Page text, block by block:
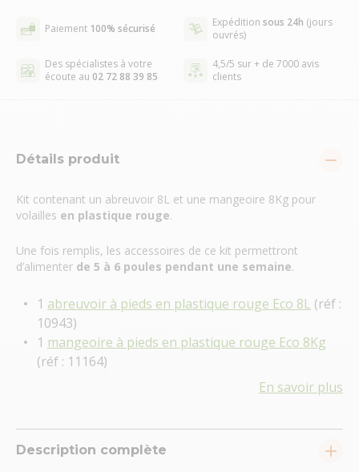
Paiement 100% sécurisé Expédition sous 24h (jours
ouvrés)
Des spécialistes à votre
écoute au 02 72 88 39 85
4,5/5 sur + de 7000 avis
clients
Détails produit
Kit contenant un abreuvoir 8L et une mangeoire 8Kg pour
volailles en plastique rouge.
Une fois remplis, les accessoires de ce kit permettront
d’alimenter de 5 à 6 poules pendant une semaine.
1 abreuvoir à pieds en plastique rouge Eco 8L (réf :
10943)
1 mangeoire à pieds en plastique rouge Eco 8Kg
(réf : 11164)
En savoir plus
Description complète